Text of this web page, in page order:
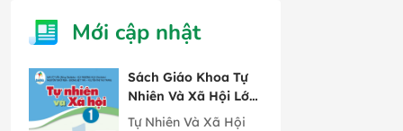
Mới cập nhật
Sách Giáo Khoa Tự
Nhiên Và Xã Hội Lớp
1 Cánh Diều
Tự Nhiên Và Xã Hội